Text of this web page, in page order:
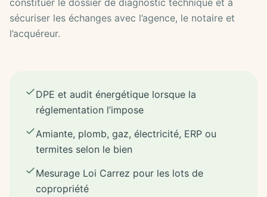
constituer le dossier de diagnostic technique et à
sécuriser les échanges avec l’agence, le notaire et
l’acquéreur.
DPE et audit énergétique lorsque la
réglementation l’impose
Amiante, plomb, gaz, électricité, ERP ou
termites selon le bien
Mesurage Loi Carrez pour les lots de
copropriété